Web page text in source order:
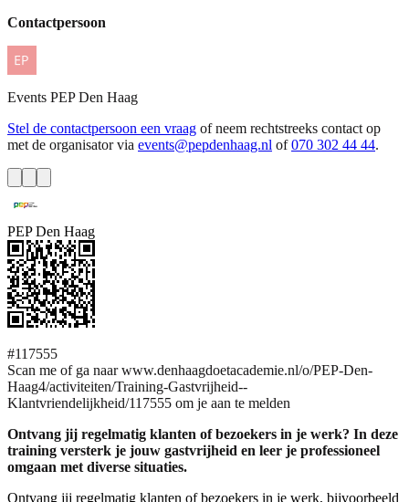
Contactpersoon
Events PEP Den Haag
Stel de contactpersoon een vraag of neem rechtstreeks contact op
met de organisator via events@pepdenhaag.nl of 070 302 44 44.
PEP Den Haag
#117555
Scan me of ga naar www.denhaagdoetacademie.nl/o/PEP-Den-
Haag4/activiteiten/Training-Gastvrijheid--
Klantvriendelijkheid/117555 om je aan te melden
Ontvang jij regelmatig klanten of bezoekers in je werk? In deze
training versterk je jouw gastvrijheid en leer je professioneel
omgaan met diverse situaties.
Ontvang jij regelmatig klanten of bezoekers in je werk, bijvoorbeeld